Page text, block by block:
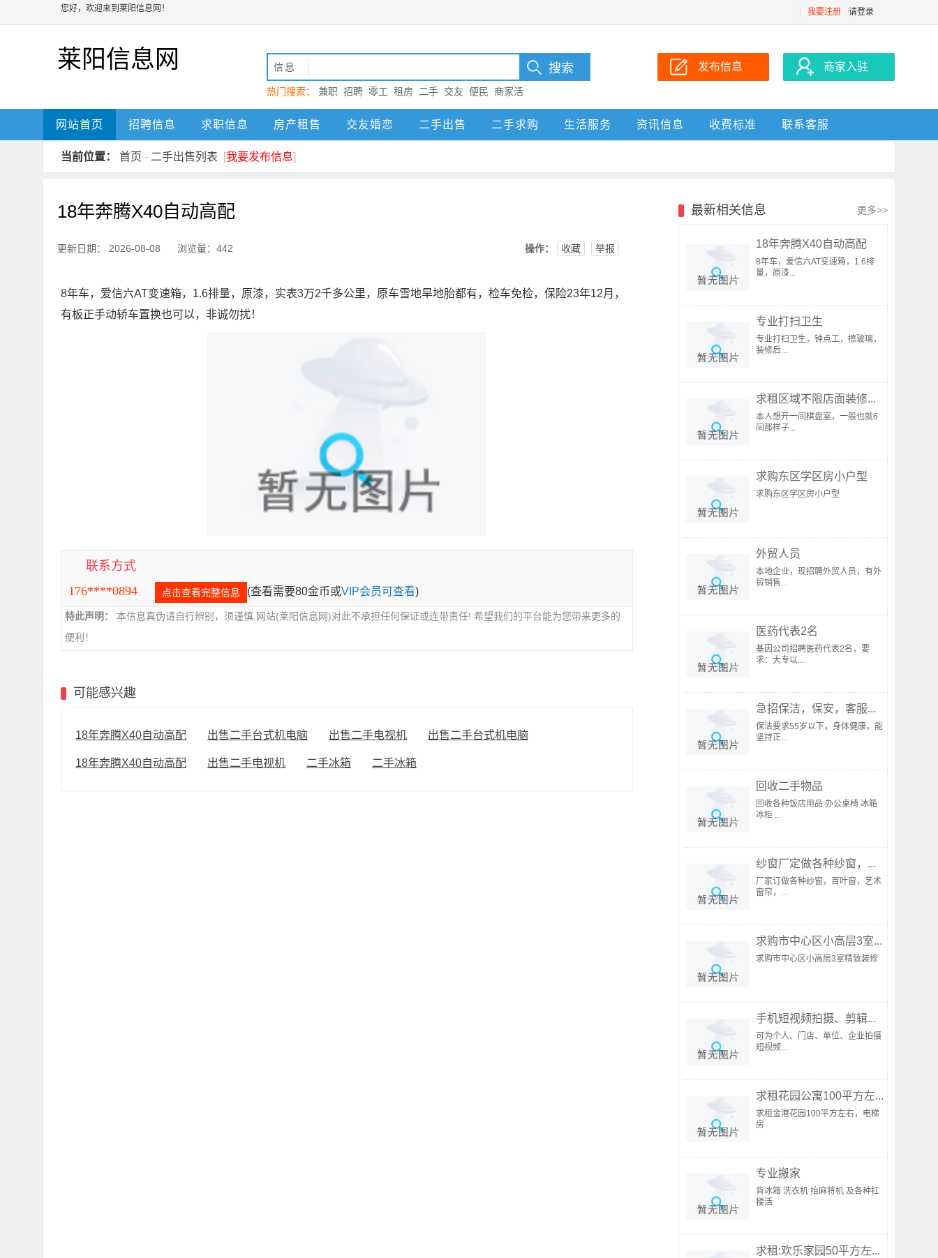
您好，欢迎来到莱阳信息网！ 我要注册 请登录
莱阳信息网 信息
热门搜索： 兼职 招聘 零工 租房 二手 交友 便民
商家活
动 莱阳
发布信息 商家入驻
网站首页 招聘信息 求职信息 房产租售 交友婚恋 二手出售 二手求购 生活服务 资讯信息 收费标准 联系客服
当前位置： 首页 - 二手出售列表 [我要发布信息]
18年奔腾X40自动高配
更新日期： 2026-08-08 浏览量：442 操作： 收藏 举报
8年车，爱信六AT变速箱，1.6排量，原漆，实表3万2千多公里，原车雪地旱地胎都有，检车免检，保险23年12月，
有板正手动轿车置换也可以，非诚勿扰！
联系方式
176****0894
点击查看完整信息 (查看需要80金币或VIP会员可查看)
特此声明：
本信息真伪请自行辨别，须谨慎.网站(莱阳信息网)对此不承担任何保证或连带责任! 希望我们的平台能为您带来更多的
便利！
可能感兴趣
18年奔腾X40自动高配 出售二手台式机电脑 出售二手电视机 出售二手台式机电脑
18年奔腾X40自动高配 出售二手电视机 二手冰箱 二手冰箱
最新相关信息 更多>>
18年奔腾X40自动高配
8年车，爱信六AT变速箱，1.6排
量，原漆...
专业打扫卫生
专业打扫卫生，钟点工，擦玻璃，
装修后...
求租区域不限店面装修...
本人想开一间棋盘室，一般也就6
间那样子...
求购东区学区房小户型
求购东区学区房小户型
外贸人员
本地企业，现招聘外贸人员，有外
贸销售...
医药代表2名
基因公司招聘医药代表2名，要
求：大专以...
急招保洁，保安，客服...
保洁要求55岁以下，身体健康，能
坚持正...
回收二手物品
回收各种饭店用品 办公桌椅 冰箱
冰柜 ...
纱窗厂定做各种纱窗，...
厂家订做各种纱窗，百叶窗，艺术
窗帘，...
求购市中心区小高层3室...
求购市中心区小高层3室精致装修
手机短视频拍摄、剪辑...
可为个人、门店、单位、企业拍摄
短视频...
求租花园公寓100平方左...
求租金港花园100平方左右，电梯
房
专业搬家
背冰箱 洗衣机 抬麻将机 及各种扛
楼活
求租:欢乐家园50平方左...